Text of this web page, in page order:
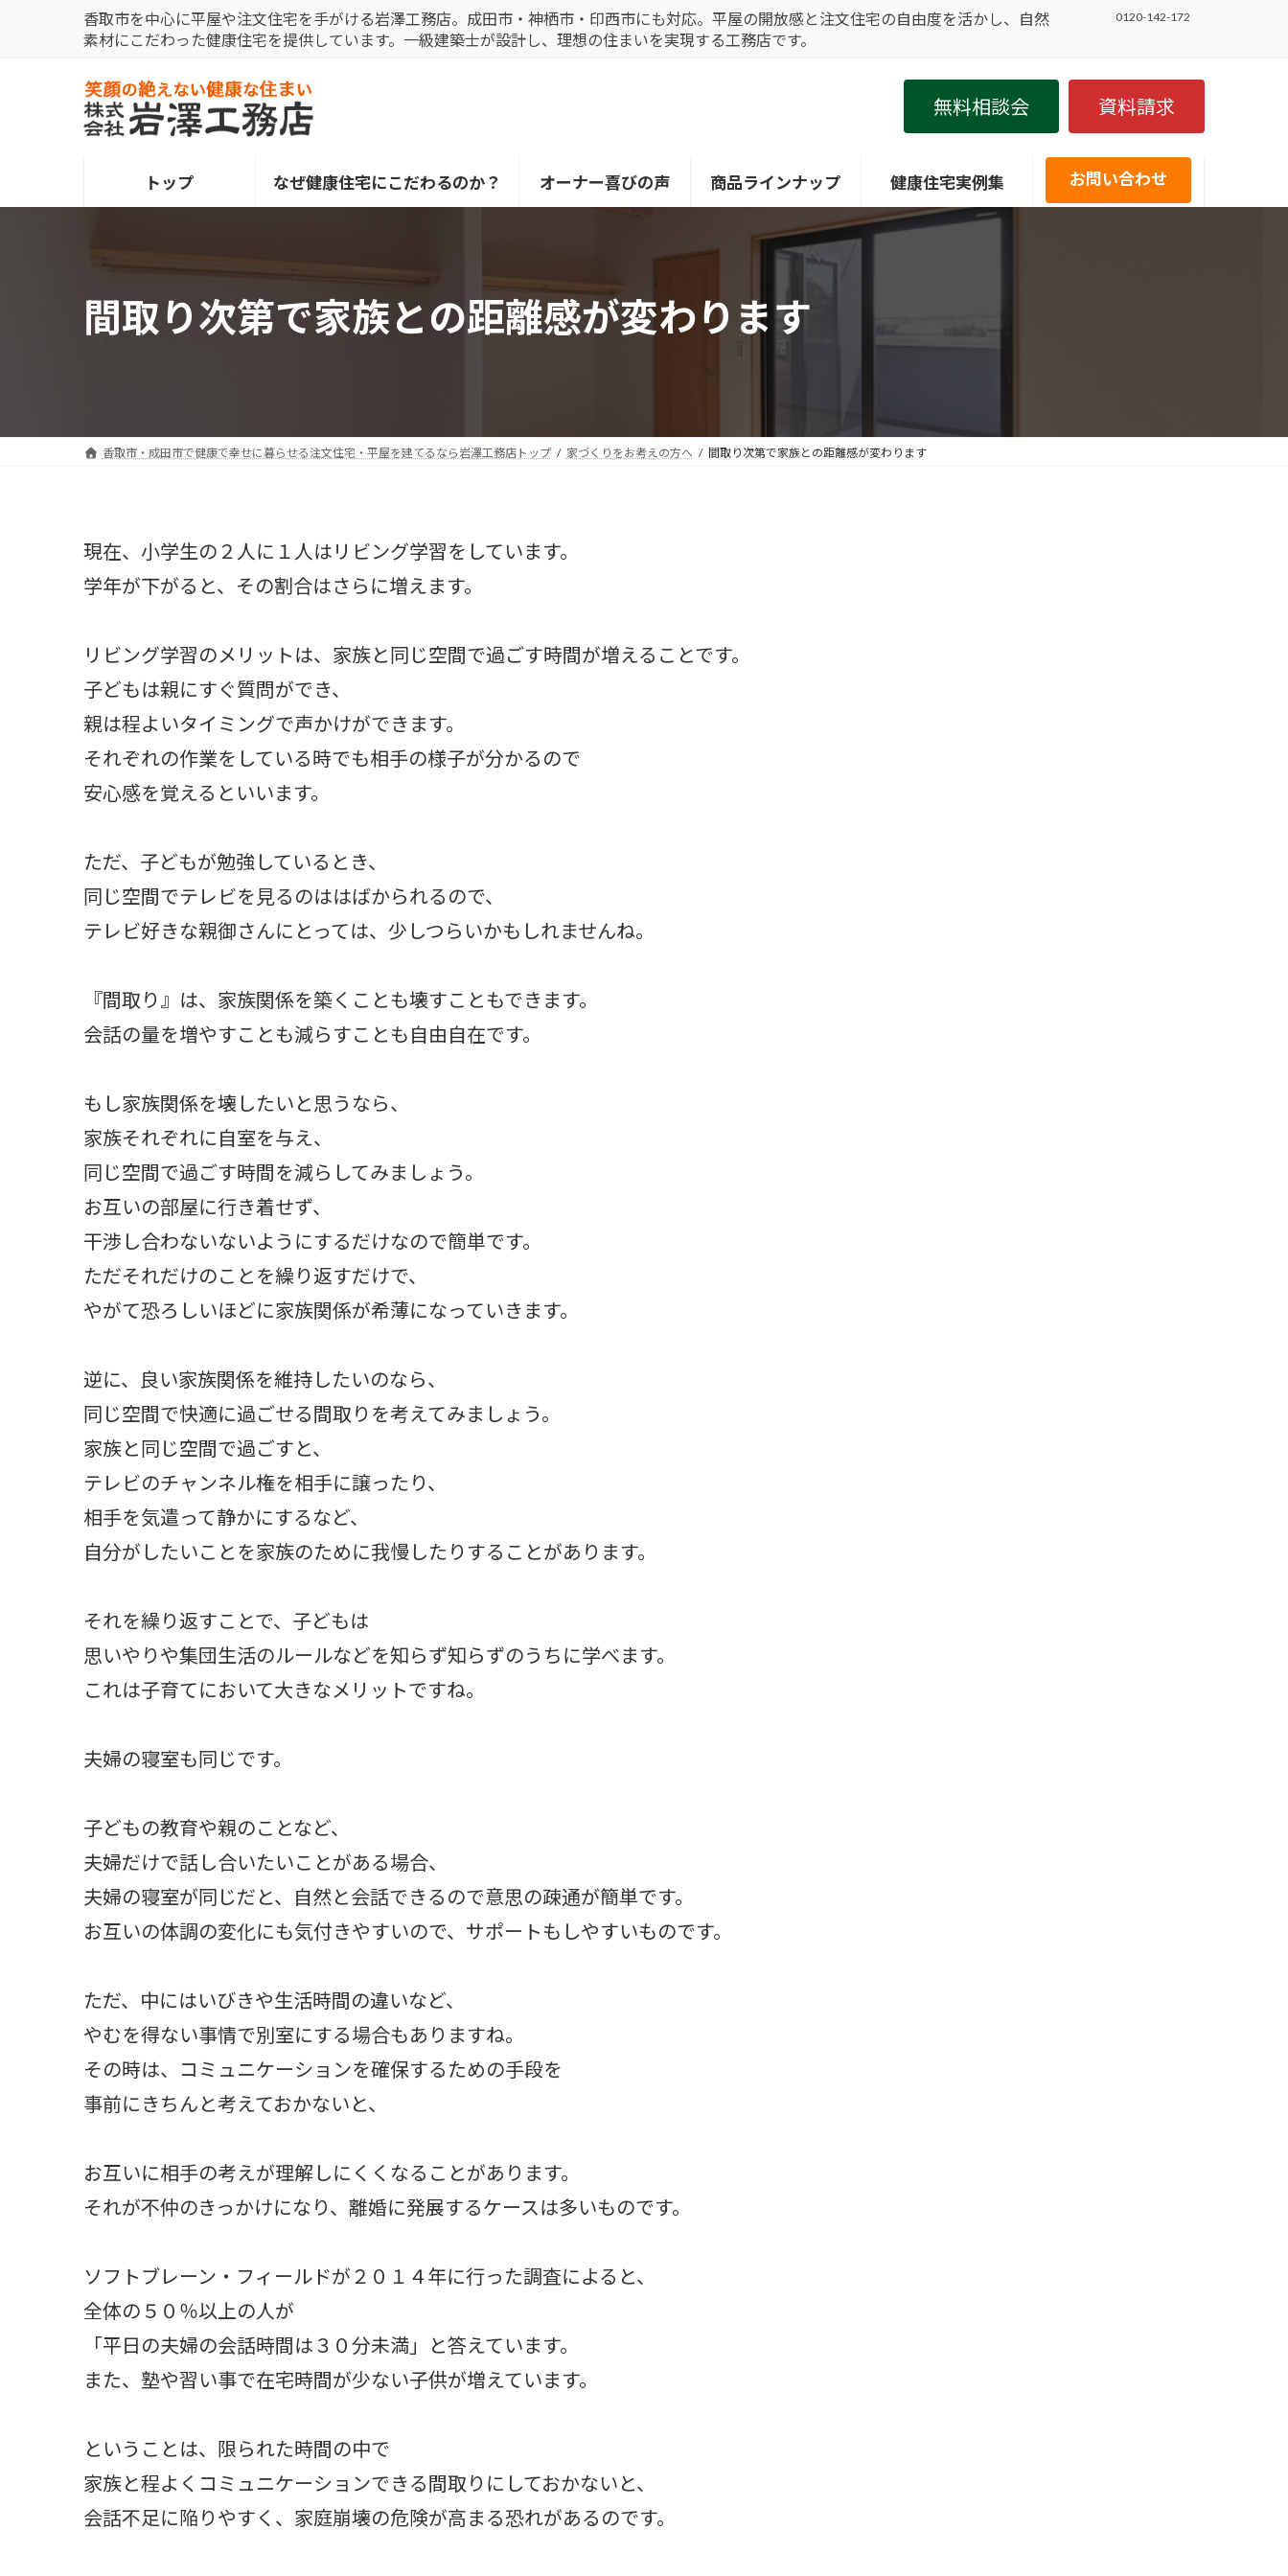
キ
に
香取市を中心に平屋や注文住宅を手がける岩澤工務店。成田市・神栖市・印西市にも対応。平屋の開放感と注文住宅の自由度を活かし、自然
素材にこだわった健康住宅を提供しています。一級建築士が設計し、理想の住まいを実現する工務店です。
0120-142-172
無料相談会 資料請求
トップ なぜ健康住宅にこだわるのか？ オーナー喜びの声 商品ラインナップ 健康住宅実例集 お問い合わせ
間取り次第で家族との距離感が変わります
香取市・成田市で健康で幸せに暮らせる注文住宅・平屋を建てるなら岩澤工務店トップ 家づくりをお考えの方へ 間取り次第で家族との距離感が変わります
現在、小学生の２人に１人はリビング学習をしています。
学年が下がると、その割合はさらに増えます。
リビング学習のメリットは、家族と同じ空間で過ごす時間が増えることです。
子どもは親にすぐ質問ができ、
親は程よいタイミングで声かけができます。
それぞれの作業をしている時でも相手の様子が分かるので
安心感を覚えるといいます。
ただ、子どもが勉強しているとき、
同じ空間でテレビを見るのははばかられるので、
テレビ好きな親御さんにとっては、少しつらいかもしれませんね。
『間取り』は、家族関係を築くことも壊すこともできます。
会話の量を増やすことも減らすことも自由自在です。
もし家族関係を壊したいと思うなら、
家族それぞれに自室を与え、
同じ空間で過ごす時間を減らしてみましょう。
お互いの部屋に行き着せず、
干渉し合わないないようにするだけなので簡単です。
ただそれだけのことを繰り返すだけで、
やがて恐ろしいほどに家族関係が希薄になっていきます。
逆に、良い家族関係を維持したいのなら、
同じ空間で快適に過ごせる間取りを考えてみましょう。
家族と同じ空間で過ごすと、
テレビのチャンネル権を相手に譲ったり、
相手を気遣って静かにするなど、
自分がしたいことを家族のために我慢したりすることがあります。
それを繰り返すことで、子どもは
思いやりや集団生活のルールなどを知らず知らずのうちに学べます。
これは子育てにおいて大きなメリットですね。
夫婦の寝室も同じです。
子どもの教育や親のことなど、
夫婦だけで話し合いたいことがある場合、
夫婦の寝室が同じだと、自然と会話できるので意思の疎通が簡単です。
お互いの体調の変化にも気付きやすいので、サポートもしやすいものです。
ただ、中にはいびきや生活時間の違いなど、
やむを得ない事情で別室にする場合もありますね。
その時は、コミュニケーションを確保するための手段を
事前にきちんと考えておかないと、
お互いに相手の考えが理解しにくくなることがあります。
それが不仲のきっかけになり、離婚に発展するケースは多いものです。
ソフトブレーン・フィールドが２０１４年に行った調査によると、
全体の５０％以上の人が
「平日の夫婦の会話時間は３０分未満」と答えています。
また、塾や習い事で在宅時間が少ない子供が増えています。
ということは、限られた時間の中で
家族と程よくコミュニケーションできる間取りにしておかないと、
会話不足に陥りやすく、家庭崩壊の危険が高まる恐れがあるのです。